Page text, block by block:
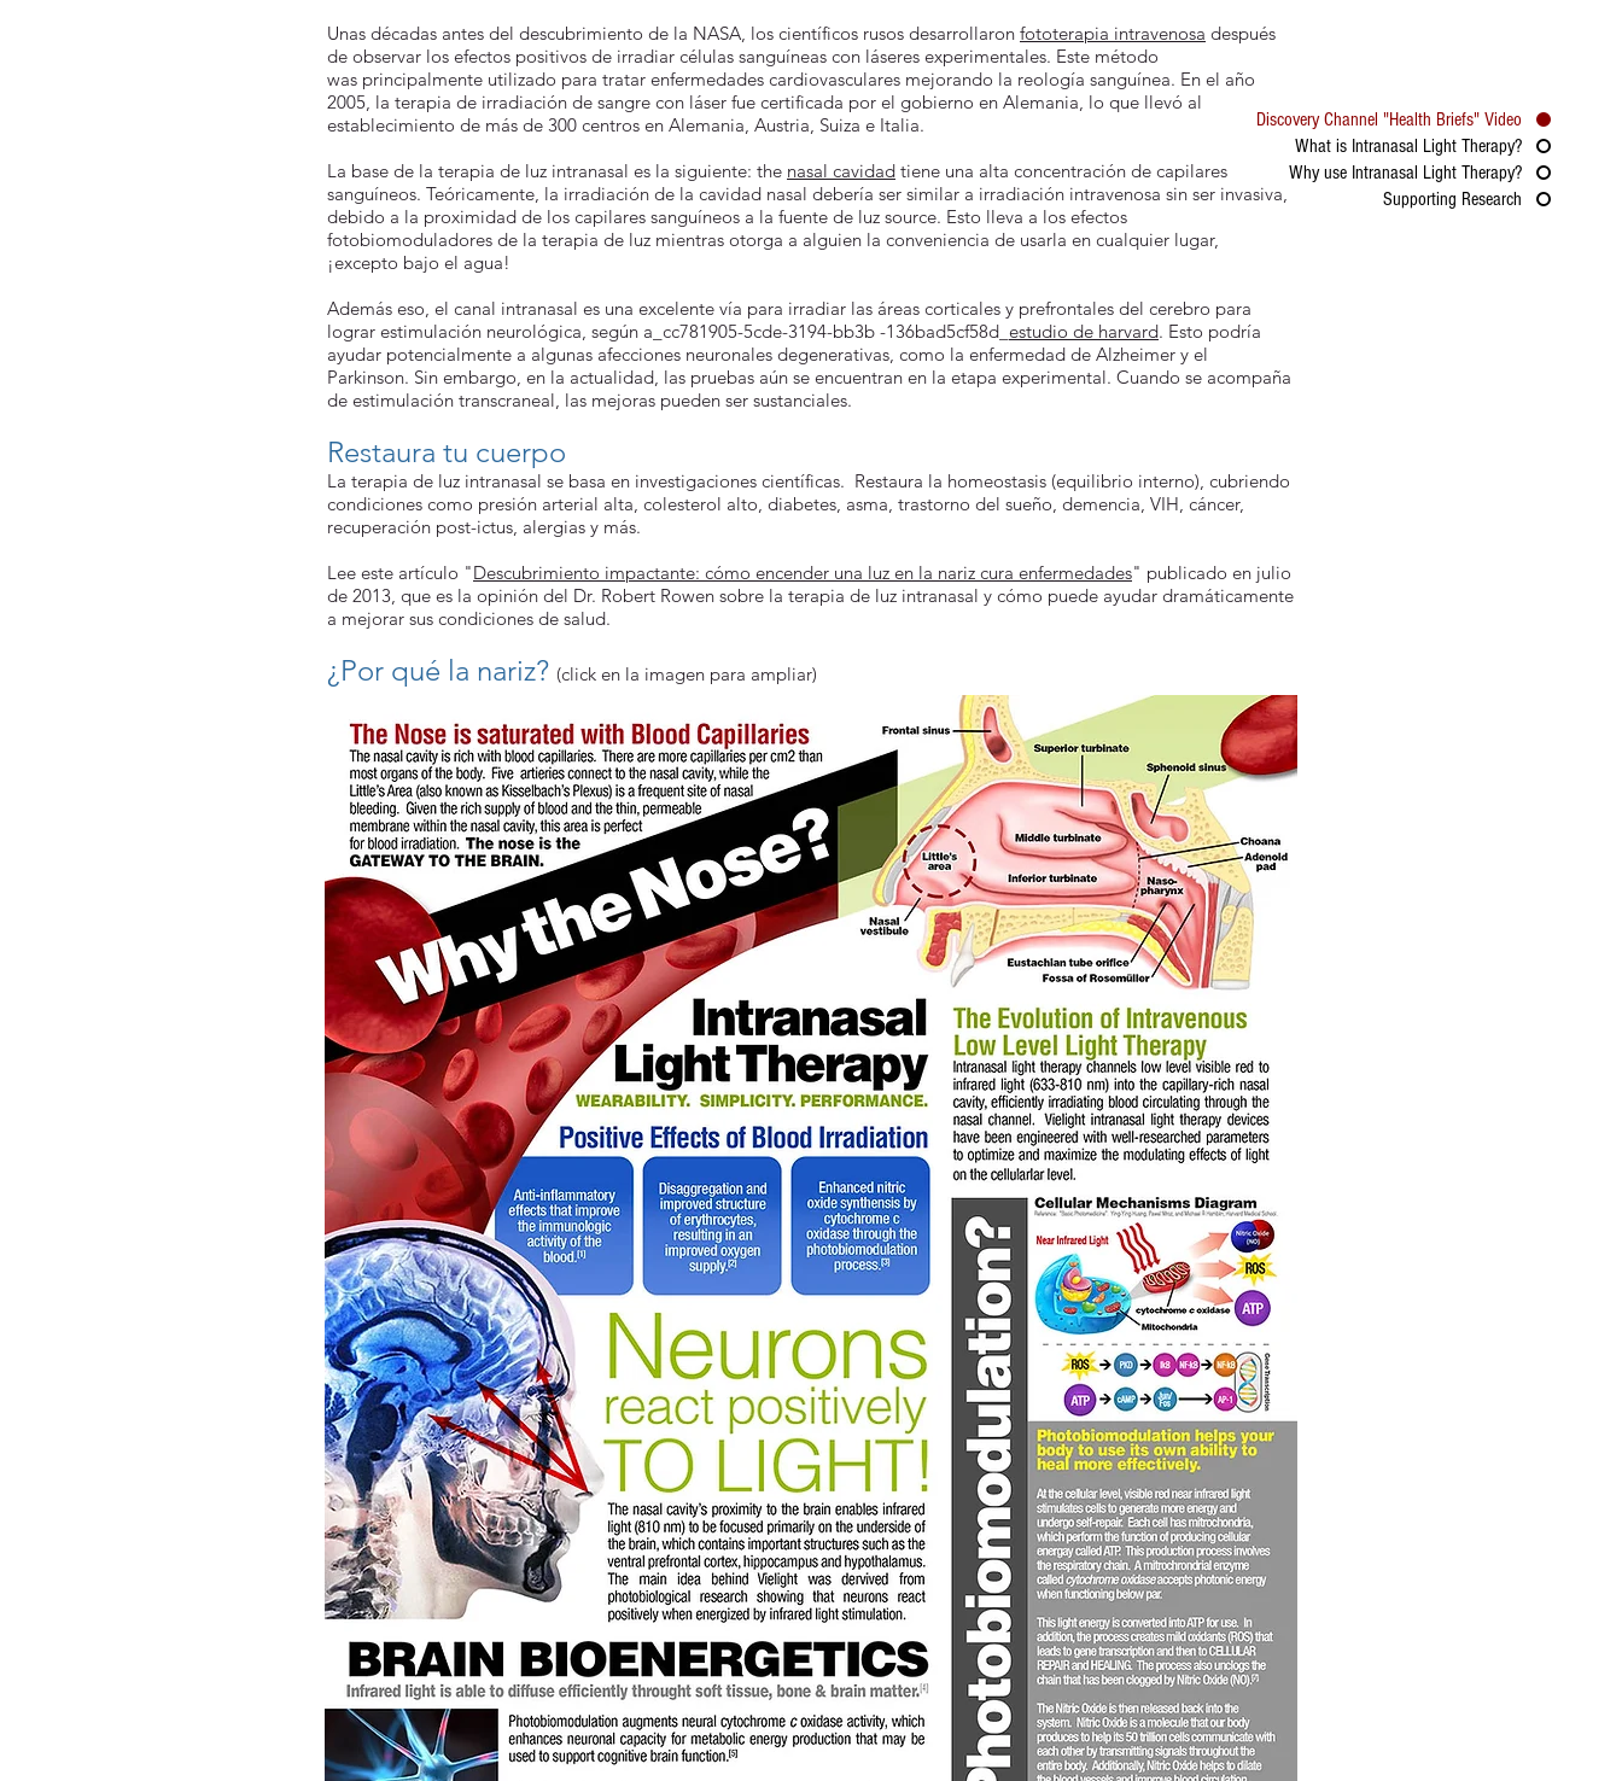
Discovery Channel "Health Briefs" Video
What is Intranasal Light Therapy?
Why use Intranasal Light Therapy?
Supporting Research
Unas décadas antes del descubrimiento de la NASA, los científicos rusos desarrollaron fototerapia intravenosa después
de observar los efectos positivos de irradiar células sanguíneas con láseres experimentales. Este método
was principalmente utilizado para tratar enfermedades cardiovasculares mejorando la reología sanguínea. En el año
2005, la terapia de irradiación de sangre con láser fue certificada por el gobierno en Alemania, lo que llevó al
establecimiento de más de 300 centros en Alemania, Austria, Suiza e Italia.
La base de la terapia de luz intranasal es la siguiente: the nasal cavidad tiene una alta concentración de capilares
sanguíneos. Teóricamente, la irradiación de la cavidad nasal debería ser similar a irradiación intravenosa sin ser invasiva,
debido a la proximidad de los capilares sanguíneos a la fuente de luz source. Esto lleva a los efectos
fotobiomoduladores de la terapia de luz mientras otorga a alguien la conveniencia de usarla en cualquier lugar,
¡excepto bajo el agua!
Además eso, el canal intranasal es una excelente vía para irradiar las áreas corticales y prefrontales del cerebro para
lograr estimulación neurológica, según a_cc781905-5cde-3194-bb3b -136bad5cf58d_ estudio de harvard. Esto podría
ayudar potencialmente a algunas afecciones neuronales degenerativas, como la enfermedad de Alzheimer y el
Parkinson. Sin embargo, en la actualidad, las pruebas aún se encuentran en la etapa experimental. Cuando se acompaña
de estimulación transcraneal, las mejoras pueden ser sustanciales.
Restaura tu cuerpo
La terapia de luz intranasal se basa en investigaciones científicas. Restaura la homeostasis (equilibrio interno), cubriendo
condiciones como presión arterial alta, colesterol alto, diabetes, asma, trastorno del sueño, demencia, VIH, cáncer,
recuperación post-ictus, alergias y más.
Lee este artículo "Descubrimiento impactante: cómo encender una luz en la nariz cura enfermedades" publicado en julio
de 2013, que es la opinión del Dr. Robert Rowen sobre la terapia de luz intranasal y cómo puede ayudar dramáticamente
a mejorar sus condiciones de salud.
¿Por qué la nariz? (click en la imagen para ampliar)